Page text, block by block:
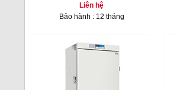
Liên hệ
Bảo hành : 12 tháng